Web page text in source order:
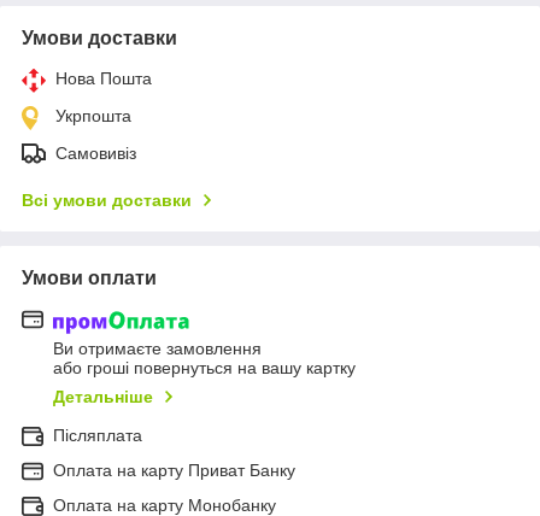
Умови доставки
Нова Пошта
Укрпошта
Самовивіз
Всі умови доставки
Умови оплати
Ви отримаєте замовлення
або гроші повернуться на вашу картку
Детальніше
Післяплата
Оплата на карту Приват Банку
Оплата на карту Монобанку